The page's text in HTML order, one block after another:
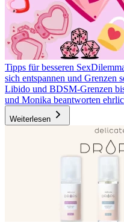
Tipps für besseren Sex
sich entspannen und Grenzen
Libido und BDSM-Grenzen
und Monika beantworten
Weiterlesen